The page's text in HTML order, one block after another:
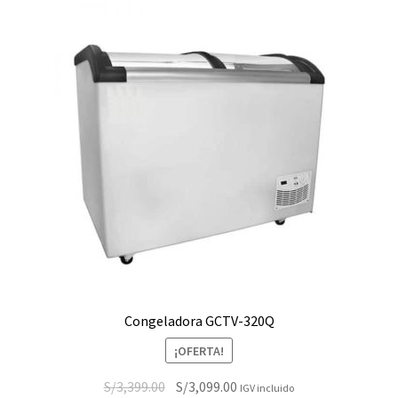
Congeladora GCTV-320Q
¡OFERTA!
S/3,399.00 ElS/3,099.00 El
IGV incluido